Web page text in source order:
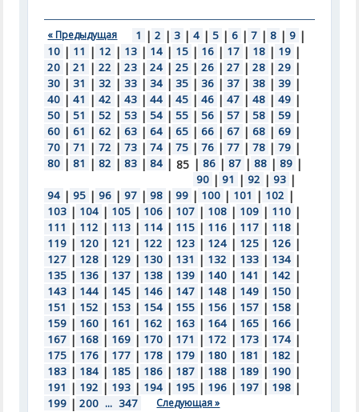
« Предыдущая 1 | 2 | 3 | 4 | 5 | 6 | 7 | 8 | 9 |
10 | 11 | 12 | 13 | 14 | 15 | 16 | 17 | 18 | 19 |
20 | 21 | 22 | 23 | 24 | 25 | 26 | 27 | 28 | 29 |
30 | 31 | 32 | 33 | 34 | 35 | 36 | 37 | 38 | 39 |
40 | 41 | 42 | 43 | 44 | 45 | 46 | 47 | 48 | 49 |
50 | 51 | 52 | 53 | 54 | 55 | 56 | 57 | 58 | 59 |
60 | 61 | 62 | 63 | 64 | 65 | 66 | 67 | 68 | 69 |
70 | 71 | 72 | 73 | 74 | 75 | 76 | 77 | 78 | 79 |
80 | 81 | 82 | 83 | 84 | 85 | 86 | 87 | 88 | 89 |
90 | 91 | 92 | 93 |
94 | 95 | 96 | 97 | 98 | 99 | 100 | 101 | 102 |
103 | 104 | 105 | 106 | 107 | 108 | 109 | 110 |
111 | 112 | 113 | 114 | 115 | 116 | 117 | 118 |
119 | 120 | 121 | 122 | 123 | 124 | 125 | 126 |
127 | 128 | 129 | 130 | 131 | 132 | 133 | 134 |
135 | 136 | 137 | 138 | 139 | 140 | 141 | 142 |
143 | 144 | 145 | 146 | 147 | 148 | 149 | 150 |
151 | 152 | 153 | 154 | 155 | 156 | 157 | 158 |
159 | 160 | 161 | 162 | 163 | 164 | 165 | 166 |
167 | 168 | 169 | 170 | 171 | 172 | 173 | 174 |
175 | 176 | 177 | 178 | 179 | 180 | 181 | 182 |
183 | 184 | 185 | 186 | 187 | 188 | 189 | 190 |
191 | 192 | 193 | 194 | 195 | 196 | 197 | 198 |
199 | 200 ... 347 Следующая »